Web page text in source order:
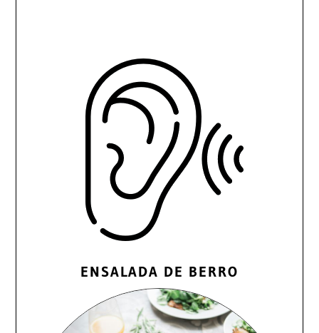
ENSALADA DE BERRO